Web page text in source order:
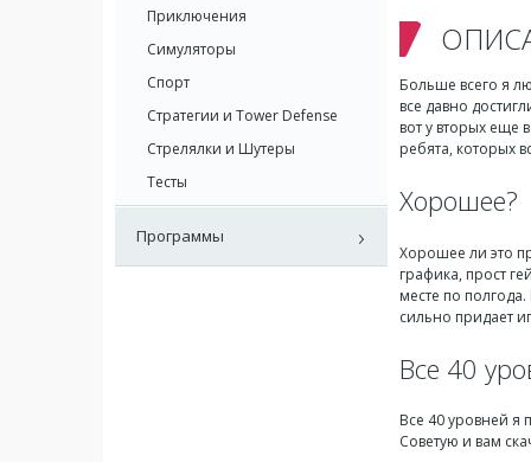
Больше всего я
все давно
вот у вторых еще
ребята, которых
Хорошее?
Хорошее ли это
графика, прост
месте по
сильно придает
Все 40
Все 40 уровней я
Советую и вам
Приключения
Симуляторы
Спорт
Стратегии и Tower Defense
Стрелялки и Шутеры
Тесты
Программы